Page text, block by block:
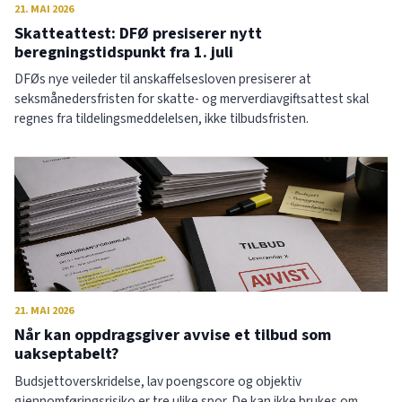
21. MAI 2026
Skatteattest: DFØ presiserer nytt
beregningstidspunkt fra 1. juli
DFØs nye veileder til anskaffelsesloven presiserer at
seksmånedersfristen for skatte- og merverdiavgiftsattest skal
regnes fra tildelingsmeddelelsen, ikke tilbudsfristen.
21. MAI 2026
Når kan oppdragsgiver avvise et tilbud som
uakseptabelt?
Budsjettoverskridelse, lav poengscore og objektiv